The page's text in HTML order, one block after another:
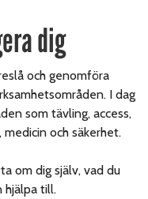
dig
och genomföra
I dag
som tävling, access,
och säkerhet.
om dig själv, vad du
hjälpa till.